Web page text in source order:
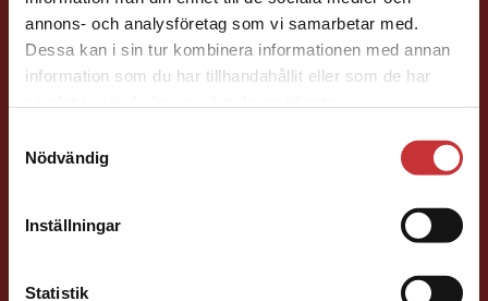
annons- och analysföretag som vi samarbetar med.
Dessa kan i sin tur kombinera informationen med annan
information som du har tillhandahållit eller som de har
Nödvändig
Inställningar
Statistik
Det verkar som att du besöker
studentlitteratur.se via en enhet utanför Sverige.
Vi erbjuder inte leveranser utanför Sverige. För
att kunna slutföra ett köp måste